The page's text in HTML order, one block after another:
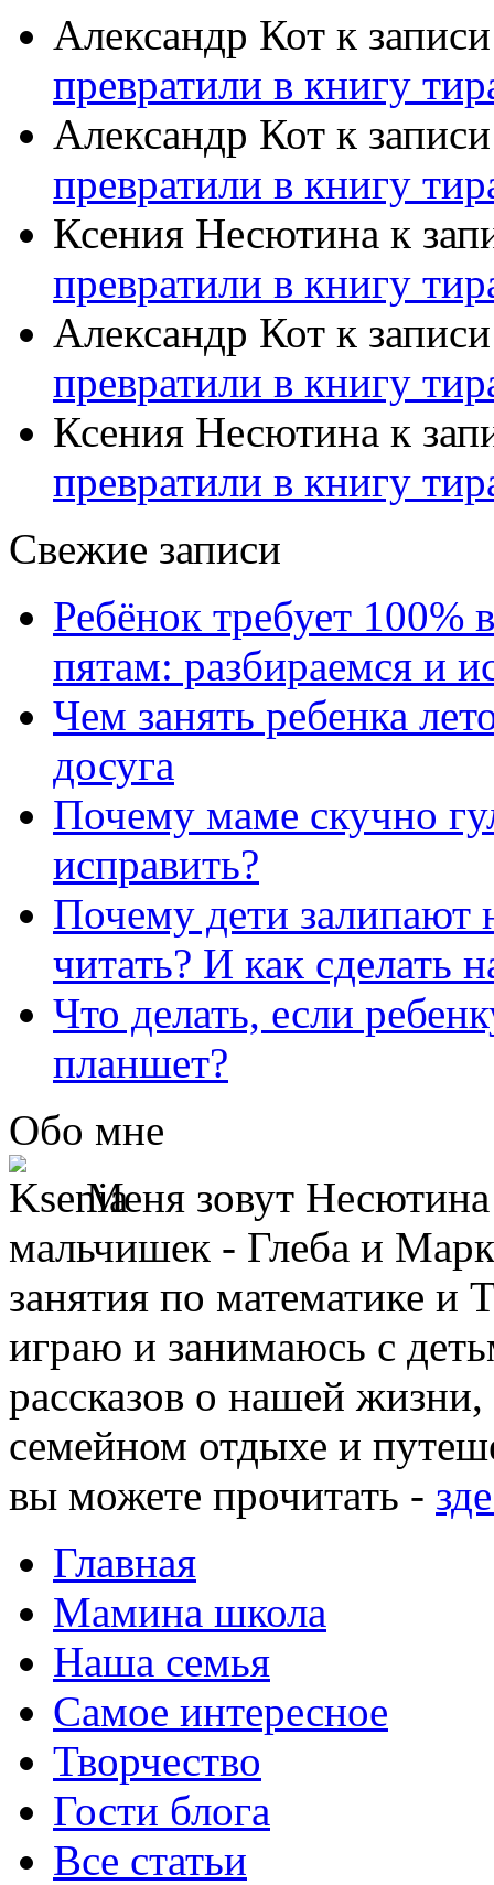
Александр Кот к
превратили в книгу
Александр Кот к
превратили в книгу
Ксения Несютина к
превратили в книгу
Александр Кот к
превратили в книгу
Ксения Несютина к
превратили в книгу
Свежие записи
Ребёнок требует 100%
пятам: разбираемся и
Чем занять ребенка
досуга
Почему маме скучно
исправить?
Почему дети залипают
читать? И как сделать
Что делать, если
планшет?
Обо мне
Меня зовут
мальчишек - Глеба и
занятия по математике
играю и занимаюсь с
рассказов о нашей
семейном отдыхе и
вы можете прочитать -
Главная
Мамина школа
Наша семья
Самое интересное
Творчество
Гости блога
Все статьи